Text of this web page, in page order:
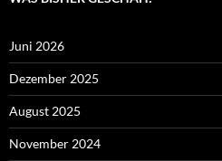
Juni 2026
Dezember 2025
August 2025
November 2024